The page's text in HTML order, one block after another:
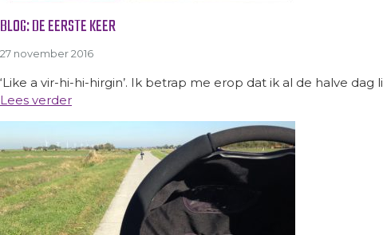
BLOG: DE EERSTE KEER
27 november 2016
‘Like a vir-hi-hi-hirgin’. Ik betrap me erop dat ik al de halve dag
Lees verder